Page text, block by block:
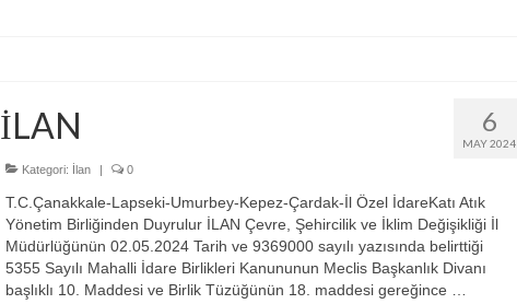
6
MAY 2024
İLAN
Kategori: İlan | 0
T.C.Çanakkale-Lapseki-Umurbey-Kepez-Çardak-İl Özel İdareKatı Atık
Yönetim Birliğinden Duyrulur İLAN Çevre, Şehircilik ve İklim Değişikliği İl
Müdürlüğünün 02.05.2024 Tarih ve 9369000 sayılı yazısında belirttiği
5355 Sayılı Mahalli İdare Birlikleri Kanununun Meclis Başkanlık Divanı
başlıklı 10. Maddesi ve Birlik Tüzüğünün 18. maddesi gereğince …